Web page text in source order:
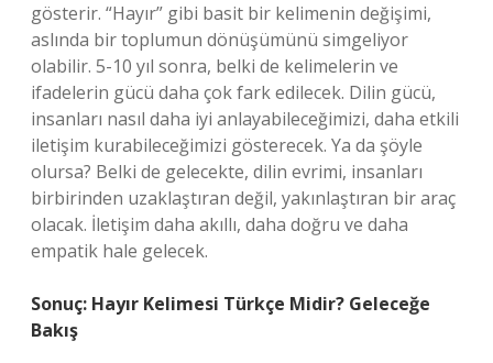
gösterir. “Hayır” gibi basit bir kelimenin değişimi,
aslında bir toplumun dönüşümünü simgeliyor
olabilir. 5-10 yıl sonra, belki de kelimelerin ve
ifadelerin gücü daha çok fark edilecek. Dilin gücü,
insanları nasıl daha iyi anlayabileceğimizi, daha etkili
iletişim kurabileceğimizi gösterecek. Ya da şöyle
olursa? Belki de gelecekte, dilin evrimi, insanları
birbirinden uzaklaştıran değil, yakınlaştıran bir araç
olacak. İletişim daha akıllı, daha doğru ve daha
empatik hale gelecek.
Sonuç: Hayır Kelimesi Türkçe Midir? Geleceğe
Bakış